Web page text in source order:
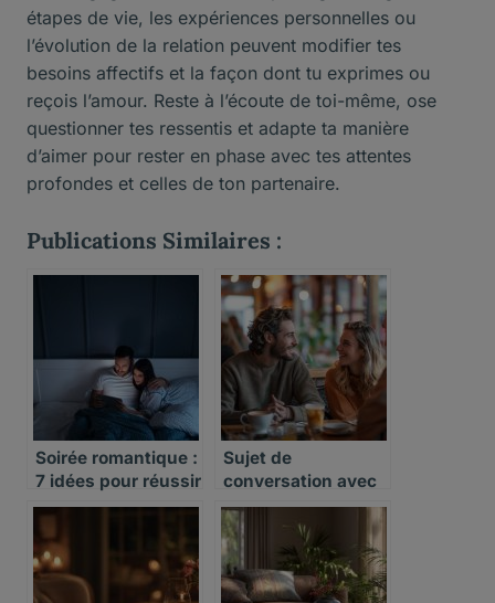
étapes de vie, les expériences personnelles ou
l’évolution de la relation peuvent modifier tes
besoins affectifs et la façon dont tu exprimes ou
reçois l’amour. Reste à l’écoute de toi-même, ose
questionner tes ressentis et adapte ta manière
d’aimer pour rester en phase avec tes attentes
profondes et celles de ton partenaire.
Publications Similaires :
Soirée romantique :
7 idées pour réussir
une soirée à deux
Sujet de
conversation avec
une fille